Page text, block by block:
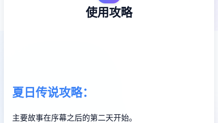
使用攻略
夏日传说攻略：
主要故事在序幕之后的第二天开始。